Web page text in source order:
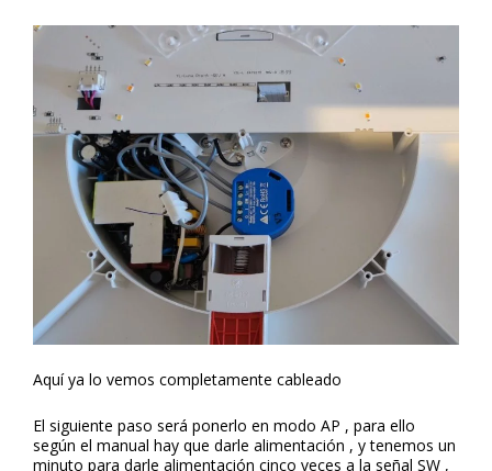
Aquí ya lo vemos completamente cableado
El siguiente paso será ponerlo en modo AP , para ello
según el manual hay que darle alimentación , y tenemos un
minuto para darle alimentación cinco veces a la señal SW ,